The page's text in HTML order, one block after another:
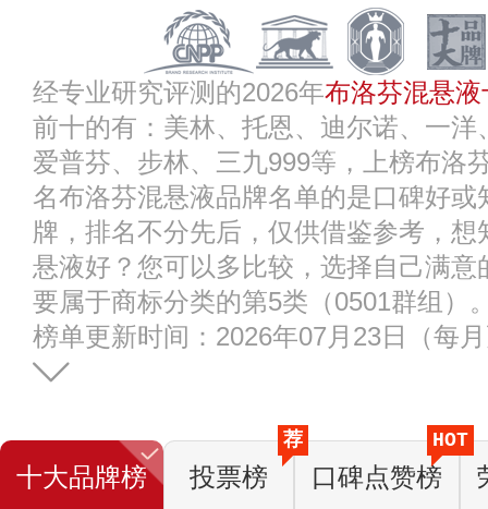
经专业研究评测的2026年布洛芬混悬
前十的有：美林、托恩、迪尔诺、一
爱普芬、步林、三九999等，上榜布洛
名布洛芬混悬液品牌名单的是口碑好
牌，排名不分先后，仅供借鉴参考，
悬液好？您可以多比较，选择自己满
要属于商标分类的第5类（0501群组）
榜单更新时间：2026年07月23日（每
十大品牌榜 投票榜
荐
口碑点赞榜
HOT